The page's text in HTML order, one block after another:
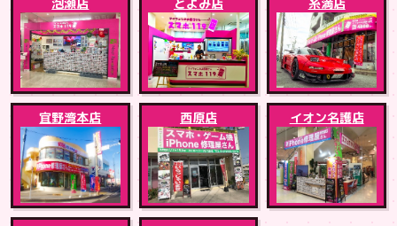
宜野湾本店 西原店 イオン名護店